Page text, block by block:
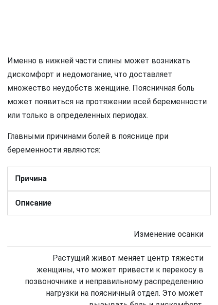
Именно в нижней части спины может возникать
дискомфорт и недомогание, что доставляет
множество неудобств женщине. Поясничная боль
может появиться на протяжении всей беременности
или только в определенных периодах.
Главными причинами болей в пояснице при
беременности являются:
Причина
Описание
Изменение осанки
Растущий живот меняет центр тяжести
женщины, что может привести к перекосу в
позвоночнике и неправильному распределению
нагрузки на поясничный отдел. Это может